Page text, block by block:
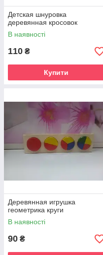
Детская шнуровка
деревянная кросовок
В наявності
110 ₴
Купити
Деревянная игрушка
геометрика круги
В наявності
90 ₴